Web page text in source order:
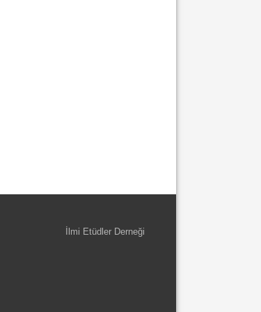
İlmi Etüdler Derneği